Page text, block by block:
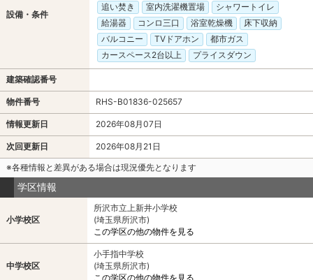
設備・条件
追い焚き
室内洗濯機置場
シャワートイレ
給湯器
コンロ三口 浴室乾燥機
床下収納
バルコニー
TVドアホン
都市ガス
カースペース2台以上
プライスダウン
建築確認番号
物件番号 RHS-B01836-025657
情報更新日 2026年08月07日
次回更新日
2026年08月21日
※各種情報と差異がある場合は現況優先となります
学区情報
小学校区
所沢市立上新井小学校
(埼玉県所沢市)
この学区の他の物件を見る
中学校区
小手指中学校
(埼玉県所沢市)
この学区の他の物件を見る